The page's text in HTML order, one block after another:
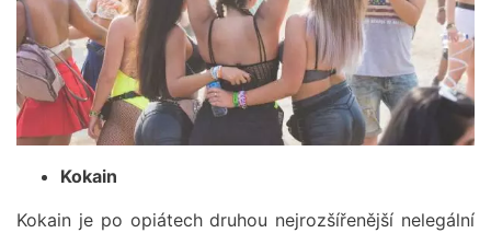
Kokain
Kokain je po opiátech druhou nejrozšířenější nelegální